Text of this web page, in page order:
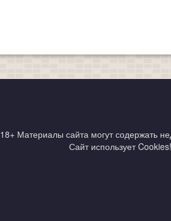
18+ Материалы сайта могут содержать
Сайт использует